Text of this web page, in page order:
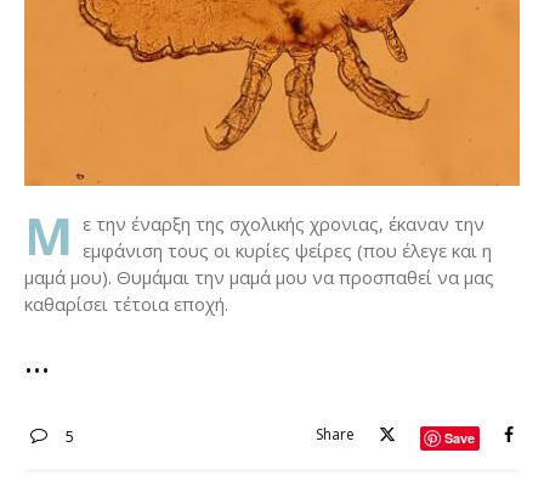
Μ ε την έναρξη της σχολικής χρονιας, έκαναν την
εμφάνιση τους οι κυρίες ψείρες (που έλεγε και η
μαμά μου). Θυμάμαι την μαμά μου να προσπαθεί να μας
καθαρίσει τέτοια εποχή.
5 Share Save